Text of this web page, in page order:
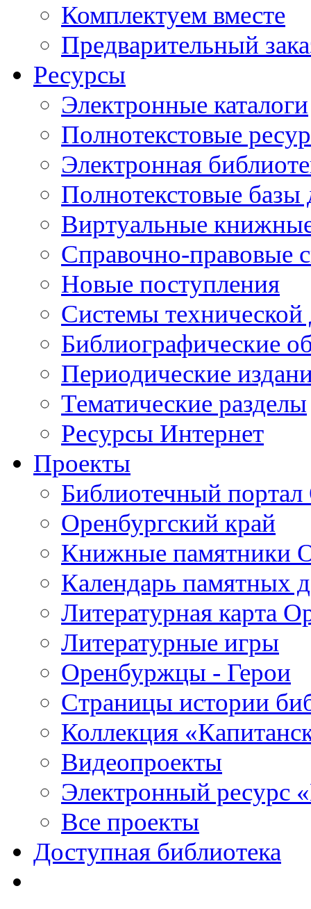
Комплектуем вместе
Предварительный
Ресурсы
Электронные каталоги
Полнотекстовые
Электронная
Полнотекстовые
Виртуальные
Справочно-правовые
Новые поступления
Cистемы
Библиографические
Периодические
Тематические разделы
Ресурсы Интернет
Проекты
Библиотечный портал
Оренбургский край
Книжные памятники
Календарь памятных
Литературная карта
Литературные игры
Оренбуржцы - Герои
Страницы истории
Коллекция
Видеопроекты
Электронный ресурс
Все проекты
Доступная библиотека